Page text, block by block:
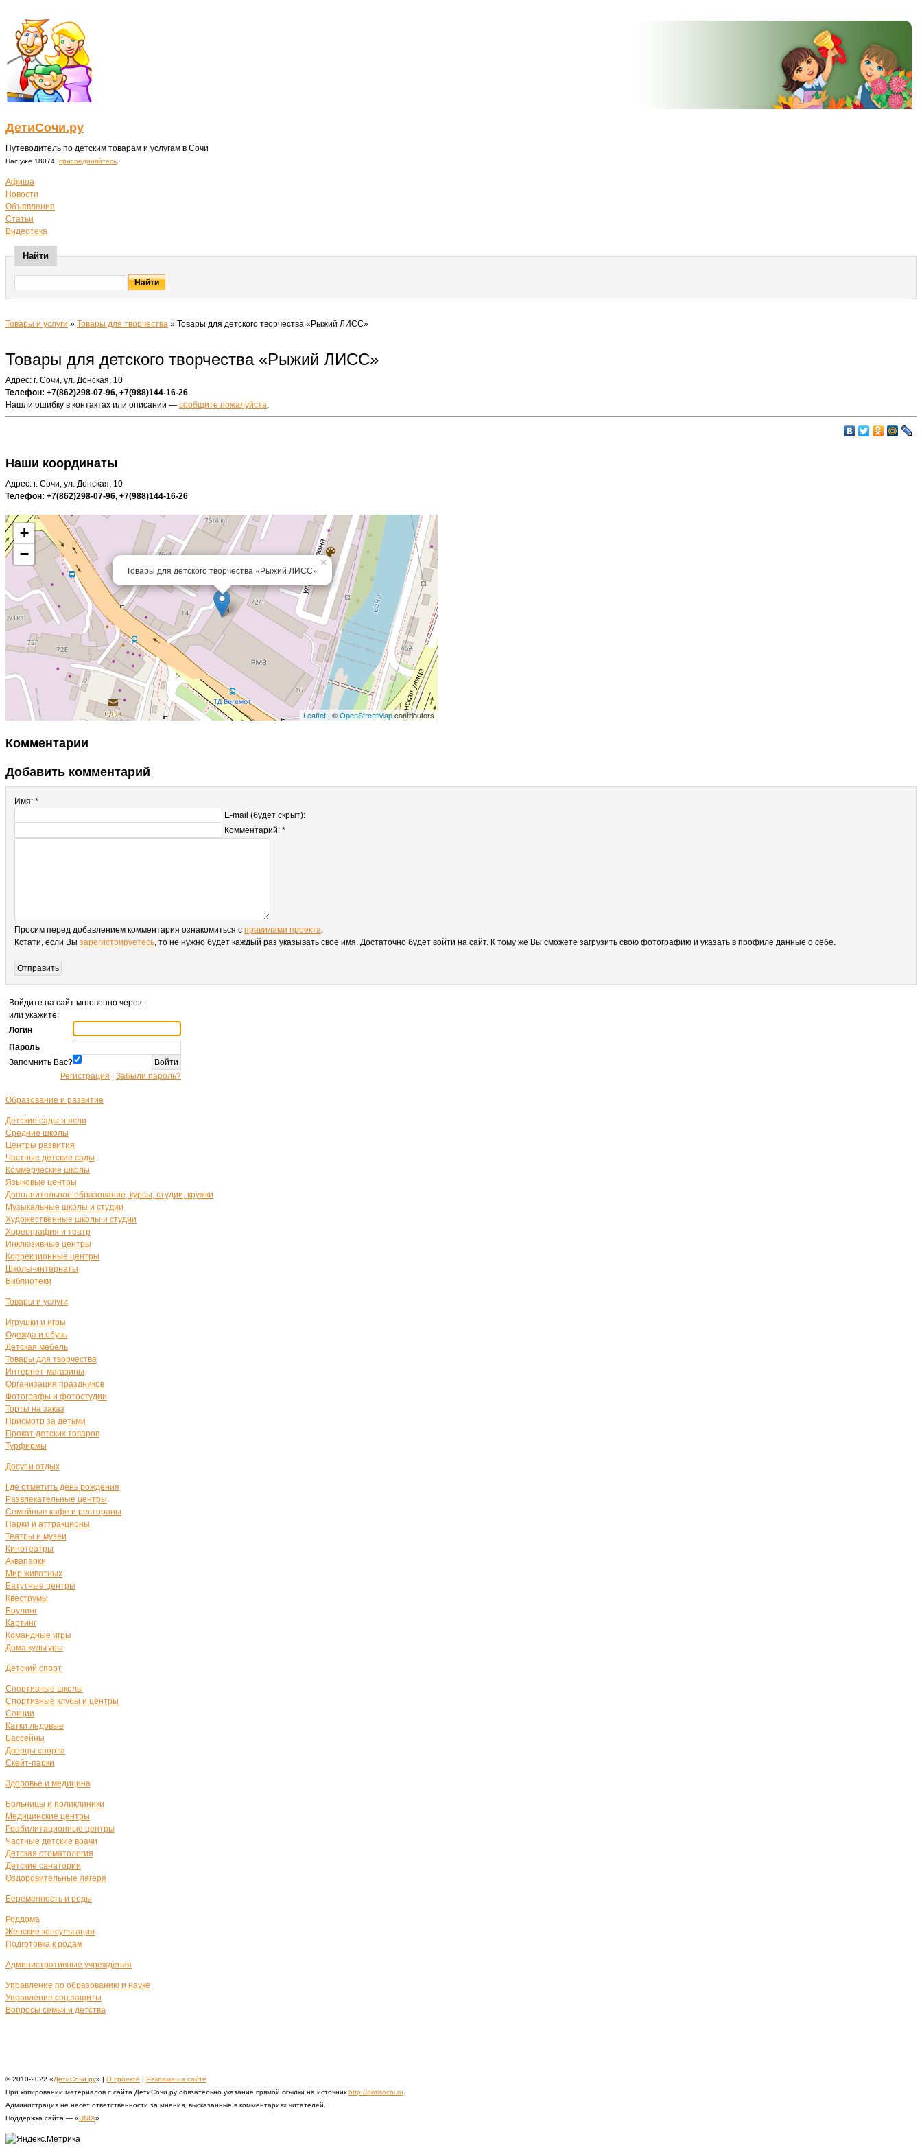
ДетиСочи.ру
Путеводитель по детским товарам и услугам в Сочи
Нас уже 18074, присоединяйтесь
Афиша
Новости
Объявления
Статьи
Видеотека
Найти
Товары и услуги » Товары для творчества » Товары для детского творчества «Рыжий ЛИСС»
Товары для детского творчества «Рыжий ЛИСС»
Адрес: г. Сочи, ул. Донская, 10
Телефон: +7(862)298-07-96, +7(988)144-16-26
Нашли ошибку в контактах или описании — сообщите пожалуйста.
Наши координаты
Адрес: г. Сочи, ул. Донская, 10
Телефон: +7(862)298-07-96, +7(988)144-16-26
Товары для детского творчества «Рыжий ЛИСС»
×
+
−
Leaflet | ©OpenStreetMapcontributors
Комментарии
Добавить комментарий
Имя: *
E-mail (будет скрыт):
Комментарий: *
Просим перед добавлением комментария ознакомиться с правилами проекта.
Кстати, если Вы зарегистрируетесь, то не нужно будет каждый раз указывать свое имя. Достаточно будет войти на сайт. К тому же Вы сможете загрузить свою фотографию и указать в профиле данные о себе.
Войдите на сайт мгновенно через:
или укажите:
Логин
Пароль
Запомнить Вас?
Регистрация
Забыли пароль?
Образование и развитие
Детские сады и ясли
Средние школы
Центры развития
Частные детские сады
Коммерческие школы
Языковые центры
Дополнительное образование, курсы, студии, кружки
Музыкальные школы и студии
Художественные школы и студии
Хореография и театр
Инклюзивные центры
Коррекционные центры
Школы-интернаты
Библиотеки
Товары и услуги
Игрушки и игры
Одежда и обувь
Детская мебель
Товары для творчества
Интернет-магазины
Организация праздников
Фотографы и фотостудии
Торты на заказ
Присмотр за детьми
Прокат детских товаров
Турфирмы
Досуг и отдых
Где отметить день рождения
Развлекательные центры
Семейные кафе и рестораны
Парки и аттракционы
Театры и музеи
Кинотеатры
Аквапарки
Мир животных
Батутные центры
Квеструмы
Боулинг
Картинг
Командные игры
Дома культуры
Детский спорт
Спортивные школы
Спортивные клубы и центры
Секции
Катки ледовые
Бассейны
Дворцы спорта
Скейт-парки
Здоровье и медицина
Больницы и поликлиники
Медицинские центры
Реабилитационные центры
Частные детские врачи
Детская стоматология
Детские санатории
Оздоровительные лагеря
Беременность и роды
Роддома
Женские консультации
Подготовка к родам
Административные учреждения
Управление по образованию и науке
Управление соц.защиты
Вопросы семьи и детства
© 2010-2022 «ДетиСочи.ру» | О проекте | Реклама на сайте
При копировании материалов с сайта ДетиСочи.ру обязательно указание прямой ссылки на источник http://detisochi.ru
Администрация не несет ответственности за мнения, высказанные в комментариях читателей.
Поддержка сайта — «UNIX»